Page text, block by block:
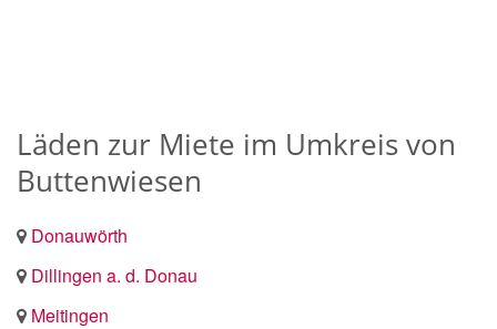
Läden zur Miete im Umkreis von
Buttenwiesen
Donauwörth
Dillingen a. d. Donau
Meitingen